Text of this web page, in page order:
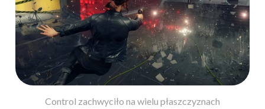
Control zachwyciło na wielu płaszczyznach